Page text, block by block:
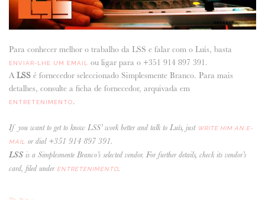
Para conhecer melhor o trabalho da LSS e falar com o Luís, basta
ENVIAR-LHE UM EMAIL ou ligar para o +351 914 897 391.
ALSS é fornecedor seleccionado Simplesmente Branco. Para mais
detalhes, consulte a ficha de fornecedor, arquivada em
ENTRETENIMENTO.
If you want to get to know LSS’ work better and talk to Luís, just WRITE HIM AN E-
MAIL or dial +351 914 897 391.
LSS is a Simplesmente Branco’s selected vendor. For further details, check its vendor’s
card, filed under ENTRETENIMENTO.